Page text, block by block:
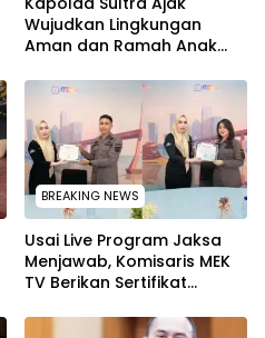
Wujudkan Lingkungan
Aman dan Ramah Anak
Nasional 2026
BREAKING NEWS
Usai Live Program Jaksa
Menjawab, Komisaris MEK
TV Berikan Sertifikat
Kejari Muna